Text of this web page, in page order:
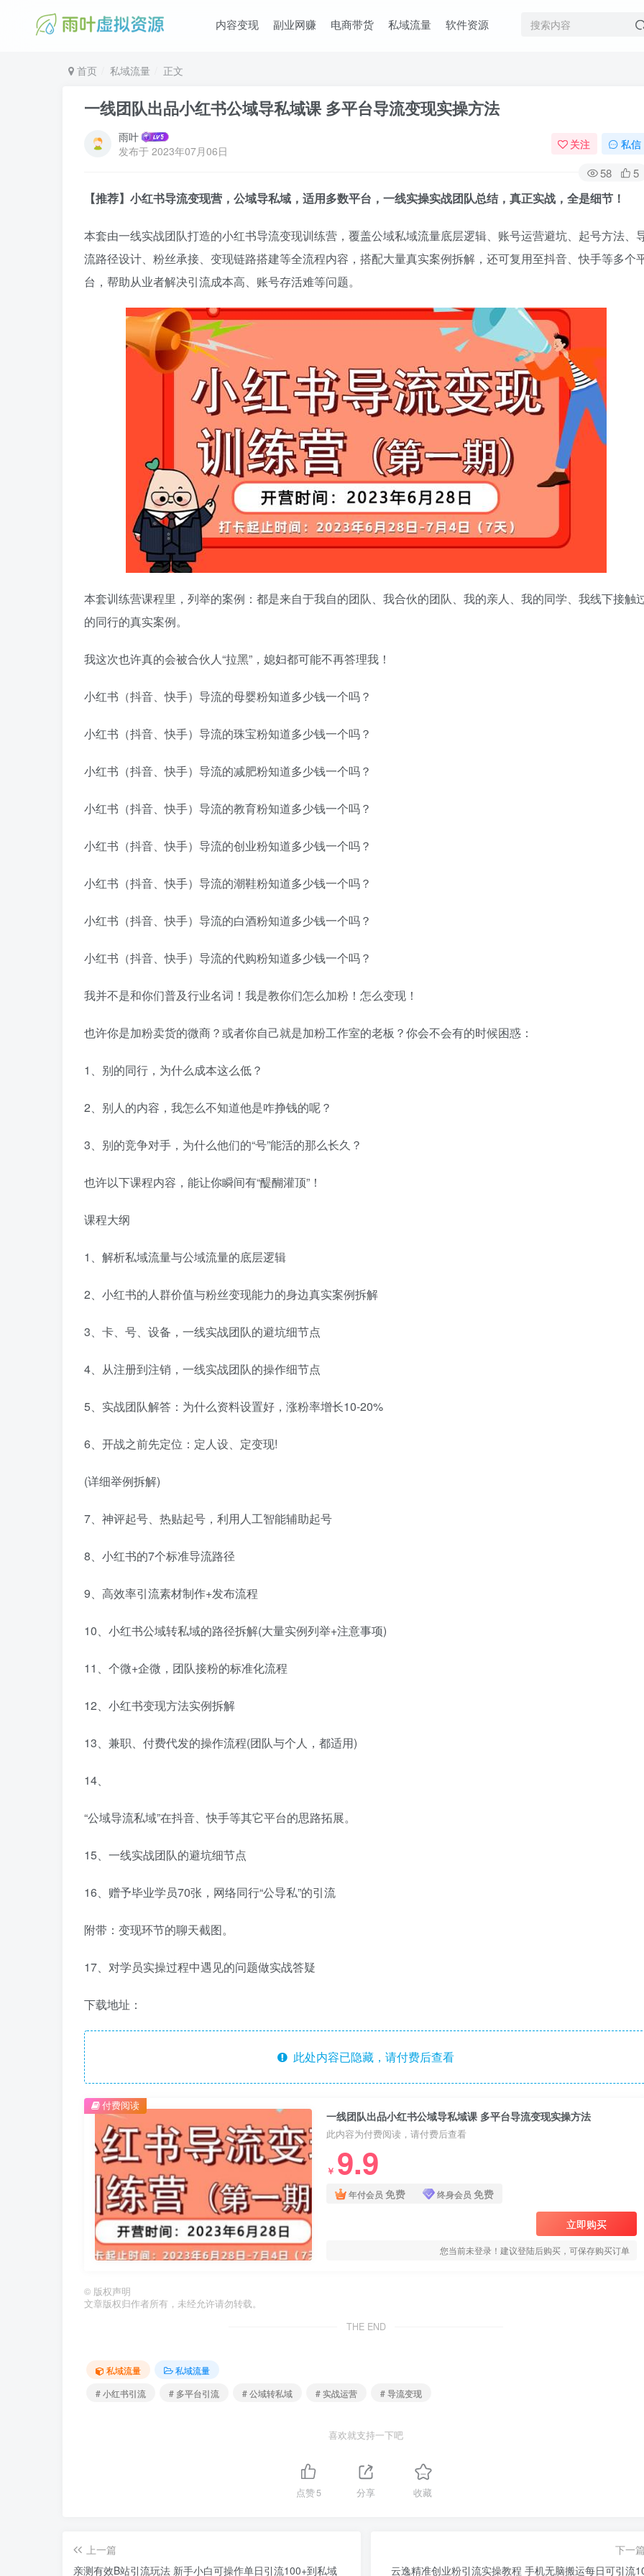
内容变现 副业网赚 电商带货 私域流量 软件资源
首页 私域流量 正文
一线团队出品小红书公域导私域课 多平台导流变现实操方法
雨叶
发布于 2023年07月06日 关注 私信
58 5
【推荐】小红书导流变现营，公域导私域，适用多数平台，一线实操实战团队总结，真正实战，全是细节！
本套由一线实战团队打造的小红书导流变现训练营，覆盖公域私域流量底层逻辑、账号运营避坑、起号方法、
流路径设计、粉丝承接、变现链路搭建等全流程内容，搭配大量真实案例拆解，还可复用至抖音、快手等多个
台，帮助从业者解决引流成本高、账号存活难等问题。
本套训练营课程里，列举的案例：都是来自于我自的团队、我合伙的团队、我的亲人、我的同学、我线下接触
的同行的真实案例。
我这次也许真的会被合伙人“拉黑”，媳妇都可能不再答理我！
小红书（抖音、快手）导流的母婴粉知道多少钱一个吗？
小红书（抖音、快手）导流的珠宝粉知道多少钱一个吗？
小红书（抖音、快手）导流的减肥粉知道多少钱一个吗？
小红书（抖音、快手）导流的教育粉知道多少钱一个吗？
小红书（抖音、快手）导流的创业粉知道多少钱一个吗？
小红书（抖音、快手）导流的潮鞋粉知道多少钱一个吗？
小红书（抖音、快手）导流的白酒粉知道多少钱一个吗？
小红书（抖音、快手）导流的代购粉知道多少钱一个吗？
我并不是和你们普及行业名词！我是教你们怎么加粉！怎么变现！
也许你是加粉卖货的微商？或者你自己就是加粉工作室的老板？你会不会有的时候困惑：
1、别的同行，为什么成本这么低？
2、别人的内容，我怎么不知道他是咋挣钱的呢？
3、别的竞争对手，为什么他们的“号”能活的那么长久？
也许以下课程内容，能让你瞬间有“醍醐灌顶”！
课程大纲
1、解析私域流量与公域流量的底层逻辑
2、小红书的人群价值与粉丝变现能力的身边真实案例拆解
3、卡、号、设备，一线实战团队的避坑细节点
4、从注册到注销，一线实战团队的操作细节点
5、实战团队解答：为什么资料设置好，涨粉率增长10-20%
6、开战之前先定位：定人设、定变现!
(详细举例拆解)
7、神评起号、热贴起号，利用人工智能辅助起号
8、小红书的7个标准导流路径
9、高效率引流素材制作+发布流程
10、小红书公域转私域的路径拆解(大量实例列举+注意事项)
11、个微+企微，团队接粉的标准化流程
12、小红书变现方法实例拆解
13、兼职、付费代发的操作流程(团队与个人，都适用)
14、
“公域导流私域”在抖音、快手等其它平台的思路拓展。
15、一线实战团队的避坑细节点
16、赠予毕业学员70张，网络同行“公导私”的引流
附带：变现环节的聊天截图。
17、对学员实操过程中遇见的问题做实战答疑
下载地址：
此处内容已隐藏，请付费后查看
一线团队出品小红书公域导私域课 多平台导流变现实操方法
此内容为付费阅读，请付费后查看
￥ 9.9
年付会员 免费 终身会员 免费
立即购买
您当前未登录！建议登陆后购买，可保存购买订单
付费阅读
© 版权声明
文章版权归作者所有，未经允许请勿转载。
THE END
私域流量
私域流量
# 小红书引流
# 多平台引流 # 公域转私域 # 实战运营 # 导流变现
喜欢就支持一下吧
点赞5 分享 收藏
上一篇
亲测有效B站引流玩法 新手小白可操作单日引流100+到私域
下一
云逸精准创业粉引流实操教程 手机无脑搬运每日可引流